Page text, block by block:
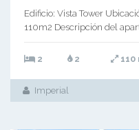
Edificio: Vista Tower
110m2 Descripción del
2 2 110
Imperial